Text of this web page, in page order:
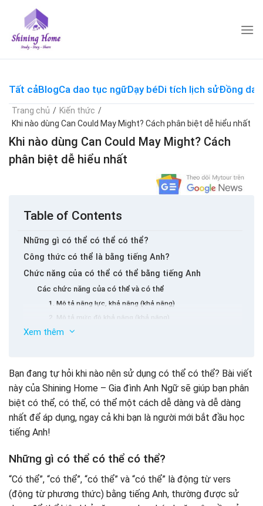
content
Tất cảBlogCa dao tục ngữDạy béDi tích lịch sửĐồng dao
Trang chủ / Kiến thức /
Khi nào dùng Can Could May Might? Cách phân biệt dễ hiểu nhất
Khi nào dùng Can Could May Might? Cách
phân biệt dễ hiểu nhất
Table of Contents
Những gì có thể có thể có thể?
Công thức có thể là bằng tiếng Anh?
Chức năng của có thể có thể bằng tiếng Anh
Các chức năng của có thể và có thể
1. Mô tả năng lực, khả năng (khả năng)
2. Mô tả mức độ khả năng (khả năng)
3. Mô tả sự cho phép (quyền)
6. Mô tả đề xuất.
Các chức năng của tháng năm và có thể
1. Mô tả khả năng (khả năng)
2. Mô tả sự cho phép (quyền)
3. Mô tả đề xuất.
Các ghi chú khi sử dụng có thể có thể có thể
Lưu ý về công thức câu có thể có thể
Lưu ý về câu gián tiếp (lời nói gián tiếp)
Chú ý đến khả năng (khả năng)
Hãy chú ý đến sự cho phép (quyền)
Tập thể dục về chủ đề khi sử dụng có thể có thể có
thể
Xem thêm
Bạn đang tự hỏi khi nào nên sử dụng có thể có thể? Bài viết
này của Shining Home – Gia đình Anh Ngữ sẽ giúp bạn phân
biệt có thể, có thể, có thể một cách dễ dàng và dễ dàng
nhất để áp dụng, ngay cả khi bạn là người mới bắt đầu học
tiếng Anh!
Những gì có thể có thể có thể?
“Có thể”, “có thể”, “có thể” và “có thể” là động từ vers
(động từ phương thức) bằng tiếng Anh, thường được sử